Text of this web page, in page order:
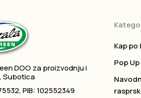
DOO za proizvodnju i
Subotica
PIB: 102552349
Kap
Pop Up